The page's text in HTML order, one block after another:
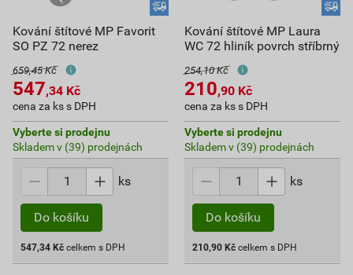
Kování štítové MP Favorit
SO PZ 72 nerez
659,45 Kč
547,34 Kč
cena za ks s DPH
Vyberte si prodejnu
Skladem v (39) prodejnách
ks
Do košíku
547,34 Kč celkem s DPH
Kování štítové MP Laura
WC 72 hliník povrch stříbrný
254,10 Kč
210,90 Kč
cena za ks s DPH
Vyberte si prodejnu
Skladem v (39) prodejnách
ks
Do košíku
210,90 Kč celkem s DPH